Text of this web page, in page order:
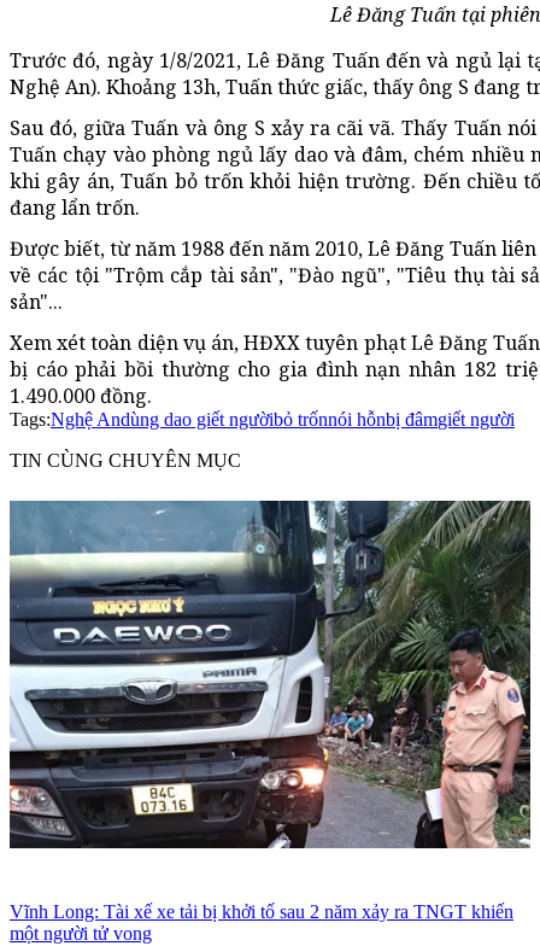
Lê Đăng Tuấn tại
Trước đó, ngày 1/8/2021, Lê Đăng Tuấn đến và ngủ lại
Nghệ An). Khoảng 13h, Tuấn thức giấc, thấy ông S đang
Sau đó, giữa Tuấn và ông S xảy ra cãi vã. Thấy Tuấn
Tuấn chạy vào phòng ngủ lấy dao và đâm, chém nhiều
khi gây án, Tuấn bỏ trốn khỏi hiện trường. Đến chiều
đang lẩn trốn.
Được biết, từ năm 1988 đến năm 2010, Lê Đăng Tuấn
về các tội "Trộm cắp tài sản", "Đào ngũ", "Tiêu thụ tài
sản"...
Xem xét toàn diện vụ án, HĐXX tuyên phạt Lê Đăng
bị cáo phải bồi thường cho gia đình nạn nhân 182
1.490.000 đồng.
Tags:Nghệ Andùng dao giết ngườibỏ trốnnói hỗnbị đâmgiết người
TIN CÙNG CHUYÊN MỤC
Vĩnh Long: Tài xế xe tải bị khởi tố sau 2 năm xảy ra TNGT khiến
một người tử vong